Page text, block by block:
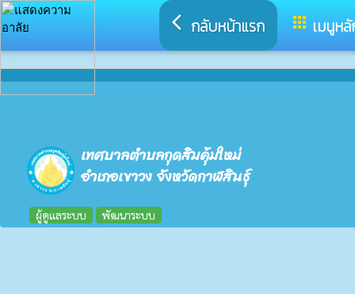
arrow_back_ios กลับหน้าแรก apps เมนูห
เทศบาลตำบลกุดสิมคุ้มใหม่
อำเภอเขาวง จังหวัดกาฬสินธุ์
ผู้ดูแลระบบ พัฒนาระบบ